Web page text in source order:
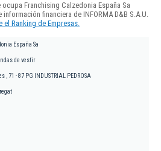
Franchising Calzedonia España Sa
financiera de INFORMA D&B S.A.U.
Ranking de Empresas.
España Sa
de vestir
, 71 - 87 PG INDUSTRIAL PEDROSA